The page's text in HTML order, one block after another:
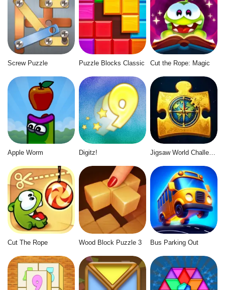
Screw Puzzle Puzzle Blocks Classic Cut the Rope: Magic
Apple Worm Digitz! Jigsaw World Challenge
Cut The Rope Wood Block Puzzle 3 Bus Parking Out